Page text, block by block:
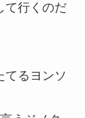
て行くのだ
てるヨンソ